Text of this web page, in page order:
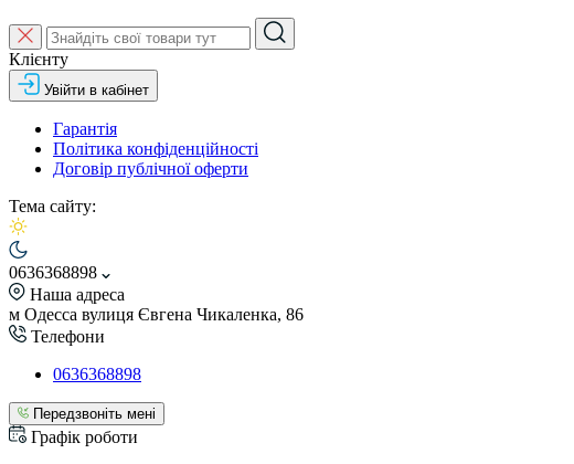
Клієнту
Увійти в кабінет
Гарантія
Політика конфіденційності
Договір публічної оферти
Тема сайту:
0636368898
Наша адреса
м Одесса вулиця Євгена Чикаленка, 86
Телефони
0636368898
Передзвоніть мені
Графік роботи